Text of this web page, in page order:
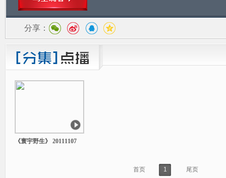
分享：
《寰宇野生》 20111107
首页 1 尾页